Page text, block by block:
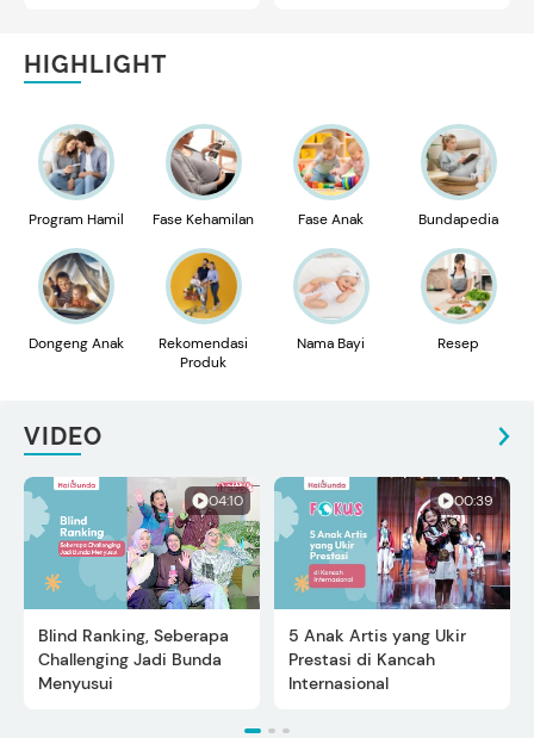
HIGHLIGHT
Program Hamil Fase Kehamilan Fase Anak Bundapedia
Dongeng Anak
Rekomendasi
Produk
Nama Bayi Resep
VIDEO
04:10
Blind Ranking, Seberapa
Challenging Jadi Bunda
Menyusui
00:39
5 Anak Artis yang Ukir
Prestasi di Kancah
Internasional